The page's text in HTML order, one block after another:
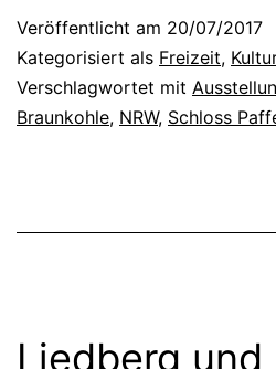
Veröffentlicht am 20/07/2017
Kategorisiert als Freizeit, Kultur
Verschlagwortet mit
Braunkohle, NRW, Schloss
Liedberg und